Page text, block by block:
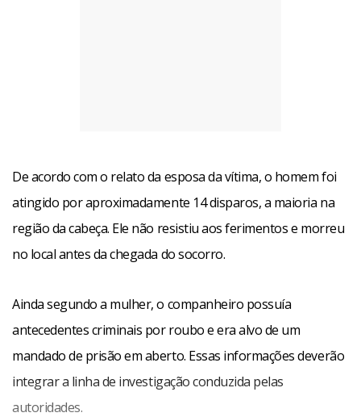
De acordo com o relato da esposa da vítima, o homem foi
atingido por aproximadamente 14 disparos, a maioria na
região da cabeça. Ele não resistiu aos ferimentos e morreu
no local antes da chegada do socorro.
Ainda segundo a mulher, o companheiro possuía
antecedentes criminais por roubo e era alvo de um
mandado de prisão em aberto. Essas informações deverão
integrar a linha de investigação conduzida pelas
autoridades.